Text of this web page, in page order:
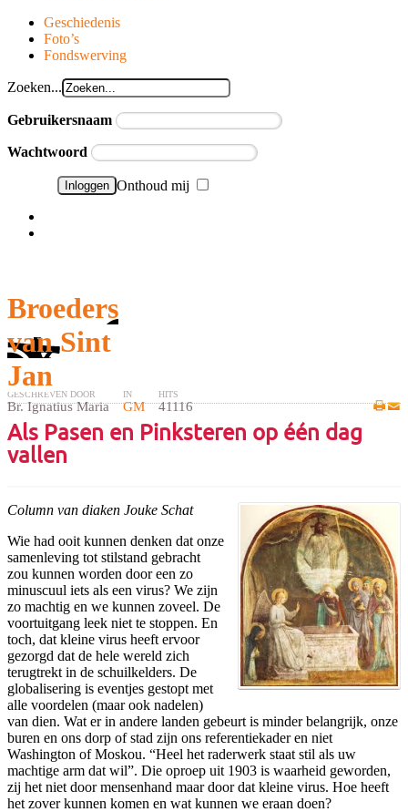
Geschiedenis
Foto’s
Fondswerving
Zoeken...
Gebruikersnaam
Wachtwoord
Onthoud mij
Broeders
van Sint
Jan
GESCHREVEN DOOR
Br. Ignatius Maria
IN
GM
HITS
41116
Als Pasen en Pinksteren op één dag
vallen
Column van diaken Jouke Schat
Wie had ooit kunnen denken dat onze
samenleving tot stilstand gebracht
zou kunnen worden door een zo
minuscuul iets als een virus? We zijn
zo machtig en we kunnen zoveel. De
voortuitgang leek niet te stoppen. En
toch, dat kleine virus heeft ervoor
gezorgd dat de hele wereld zich
terugtrekt in de schuilkelders. De
globalisering is eventjes gestopt met
alle voordelen (maar ook nadelen)
van dien. Wat er in andere landen gebeurt is minder belangrijk, onze
buren en ons dorp of stad zijn ons referentiekader en niet
Washington of Moskou. “Heel het raderwerk staat stil als uw
machtige arm dat wil”. Die oproep uit 1903 is waarheid geworden,
zij het niet door mensenhand maar door dat kleine virus. Hoe heeft
het zover kunnen komen en wat kunnen we eraan doen?